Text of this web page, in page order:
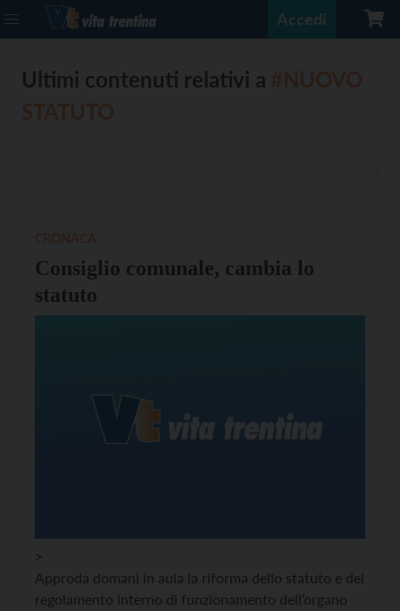
Accedi
Ultimi contenuti relativi a
Consiglio comunale, cambia lo
statuto
>
Approda domani in aula la riforma dello statuto e del
regolamento interno di funzionamento dell’organo